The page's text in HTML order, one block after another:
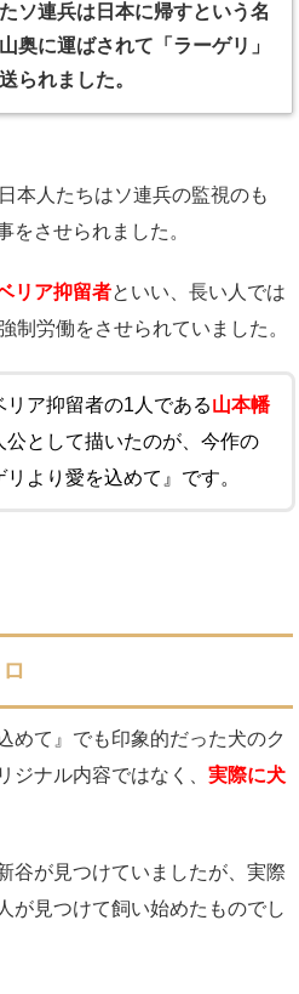
ソ連兵は日本に帰すという名
奥に運ばされて「ラーゲリ」
られました。
本人たちはソ連兵の監視のも
をさせられました。
リア抑留者といい、長い人では
制労働をさせられていました。
リア抑留者の1人である山本幡
公として描いたのが、今作の
リより愛を込めて』です。
めて』でも印象的だった犬のク
ジナル内容ではなく、 実際に犬
谷が見つけていましたが、実際
が見つけて飼い始めたものでし